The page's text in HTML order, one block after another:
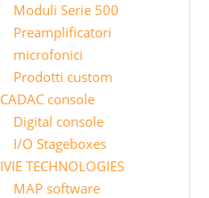
Moduli Serie 500
Preamplificatori
microfonici
Prodotti custom
CADAC console
Digital console
I/O Stageboxes
IVIE TECHNOLOGIES
MAP software